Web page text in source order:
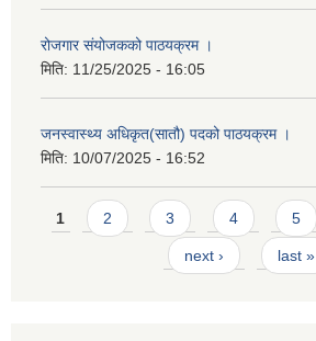
रोजगार संयोजकको पाठयक्रम ।
मिति: 11/25/2025 - 16:05
जनस्वास्थ्य अधिकृत(सातौ) पदको पाठयक्रम ।
मिति: 10/07/2025 - 16:52
Pages
1 2 3 4 5
next › last »